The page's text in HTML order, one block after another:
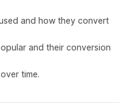
and how they convert
and their conversion
time.